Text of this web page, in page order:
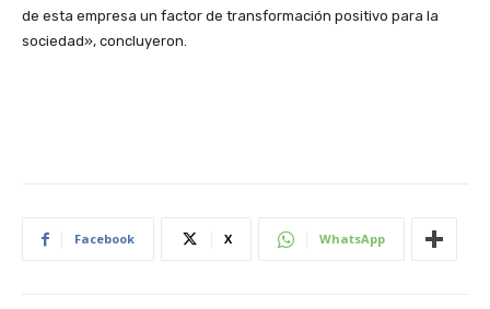
de esta empresa un factor de transformación positivo para la
sociedad», concluyeron.
Facebook X WhatsApp